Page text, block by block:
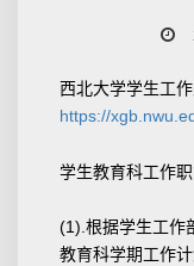
西北大学学生工
https://
学生教育科工作
(1).根据学生工作
教育科学期工作